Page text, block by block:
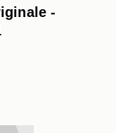
-